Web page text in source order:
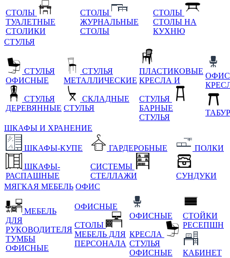
СТОЛЫ
ТУАЛЕТНЫЕ
СТОЛИКИ
СТОЛЫ
ЖУРНАЛЬНЫЕ
СТОЛЫ
СТОЛЫ
СТОЛЫ НА
КУХНЮ
СТУЛЬЯ
СТУЛЬЯ
ОФИСНЫЕ
СТУЛЬЯ
ДЕРЕВЯННЫЕ
СТУЛЬЯ
МЕТАЛЛИЧЕСКИЕ
СКЛАДНЫЕ
СТУЛЬЯ
ПЛАСТИКОВЫЕ
КРЕСЛА И
СТУЛЬЯ
БАРНЫЕ
СТУЛЬЯ
ШКАФЫ И ХРАНЕНИЕ
ШКАФЫ-КУПЕ
ШКАФЫ-
РАСПАШНЫЕ
ГАРДЕРОБНЫЕ
СИСТЕМЫ
СТЕЛЛАЖИ
ПОЛКИ
СУНДУКИ
МЯГКАЯ МЕБЕЛЬ ОФИС
МЕБЕЛЬ
ДЛЯ
РУКОВОДИТЕЛЯ
ТУМБЫ
ОФИСНЫЕ
ОФИСНЫЕ
СТОЛЫ
МЕБЕЛЬ ДЛЯ
ПЕРСОНАЛА
ОФИСНЫЕ
КРЕСЛА
СТУЛЬЯ
ОФИСНЫЕ
СТОЙКИ
РЕСЕПШН
КАБИНЕТ